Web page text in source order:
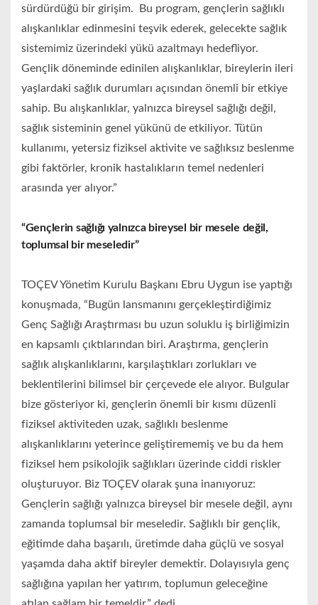
sürdürdüğü bir girişim. Bu program, gençlerin sağlıklı
alışkanlıklar edinmesini teşvik ederek, gelecekte sağlık
sistemimiz üzerindeki yükü azaltmayı hedefliyor.
Gençlik döneminde edinilen alışkanlıklar, bireylerin ileri
yaşlardaki sağlık durumları açısından önemli bir etkiye
sahip. Bu alışkanlıklar, yalnızca bireysel sağlığı değil,
sağlık sisteminin genel yükünü de etkiliyor. Tütün
kullanımı, yetersiz fiziksel aktivite ve sağlıksız beslenme
gibi faktörler, kronik hastalıkların temel nedenleri
arasında yer alıyor.”
“Gençlerin sağlığı yalnızca bireysel bir mesele değil,
toplumsal bir meseledir”
TOÇEV Yönetim Kurulu Başkanı Ebru Uygun ise yaptığı
konuşmada, “Bugün lansmanını gerçekleştirdiğimiz
Genç Sağlığı Araştırması bu uzun soluklu iş birliğimizin
en kapsamlı çıktılarından biri. Araştırma, gençlerin
sağlık alışkanlıklarını, karşılaştıkları zorlukları ve
beklentilerini bilimsel bir çerçevede ele alıyor. Bulgular
bize gösteriyor ki, gençlerin önemli bir kısmı düzenli
fiziksel aktiviteden uzak, sağlıklı beslenme
alışkanlıklarını yeterince geliştirememiş ve bu da hem
fiziksel hem psikolojik sağlıkları üzerinde ciddi riskler
oluşturuyor. Biz TOÇEV olarak şuna inanıyoruz:
Gençlerin sağlığı yalnızca bireysel bir mesele değil, aynı
zamanda toplumsal bir meseledir. Sağlıklı bir gençlik,
eğitimde daha başarılı, üretimde daha güçlü ve sosyal
yaşamda daha aktif bireyler demektir. Dolayısıyla genç
sağlığına yapılan her yatırım, toplumun geleceğine